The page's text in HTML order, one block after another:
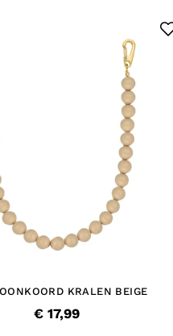
KRALEN BEIGE
€ 17,99